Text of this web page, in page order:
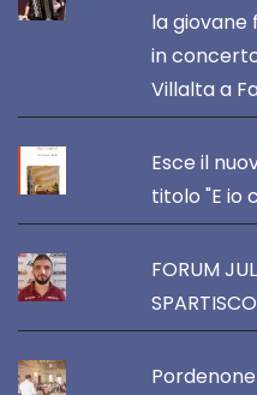
la giovane
in
Villalta a
Esce il
titolo "E io
FORUM
Pordenone